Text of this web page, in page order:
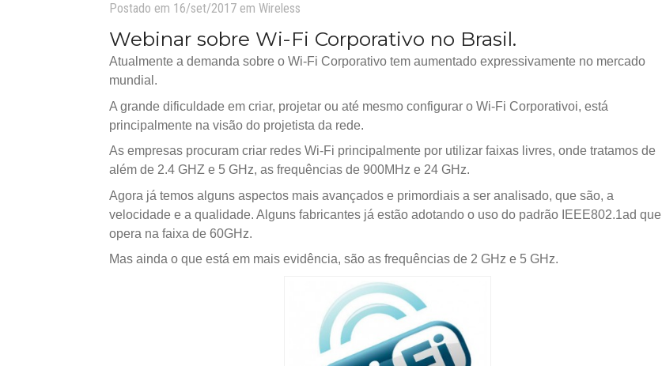
Postado em 16/set/2017 em Wireless
Webinar sobre Wi-Fi Corporativo no Brasil.
Atualmente a demanda sobre o Wi-Fi Corporativo tem aumentado expressivamente no mercado
mundial.
A grande dificuldade em criar, projetar ou até mesmo configurar o Wi-Fi Corporativoi, está
principalmente na visão do projetista da rede.
As empresas procuram criar redes Wi-Fi principalmente por utilizar faixas livres, onde tratamos de
além de 2.4 GHZ e 5 GHz, as frequências de 900MHz e 24 GHz.
Agora já temos alguns aspectos mais avançados e primordiais a ser analisado, que são, a
velocidade e a qualidade. Alguns fabricantes já estão adotando o uso do padrão IEEE802.1ad que
opera na faixa de 60GHz.
Mas ainda o que está em mais evidência, são as frequências de 2 GHz e 5 GHz.